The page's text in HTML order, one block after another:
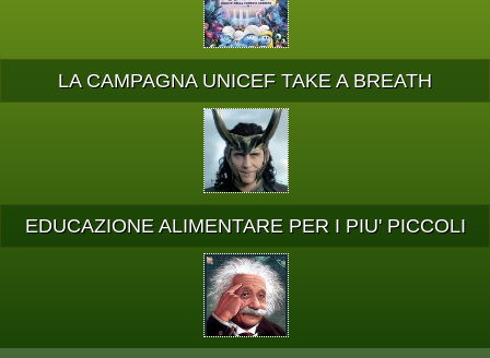
LA CAMPAGNA UNICEF TAKE A BREATH
EDUCAZIONE ALIMENTARE PER I PIU' PICCOLI